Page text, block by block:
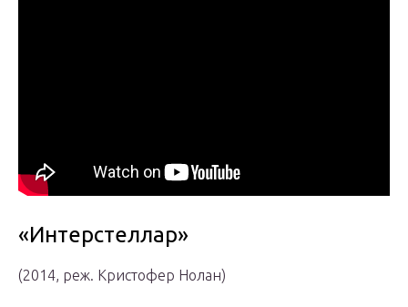
«Интерстеллар»
(2014, реж. Кристофер Нолан)